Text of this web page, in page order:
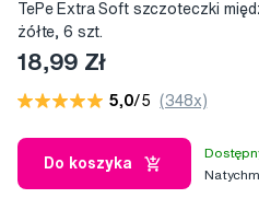
TePe Extra Soft szczoteczki
żółte, 6 szt.
18,99 Zł
5,0/5 (348x)
Do koszyka